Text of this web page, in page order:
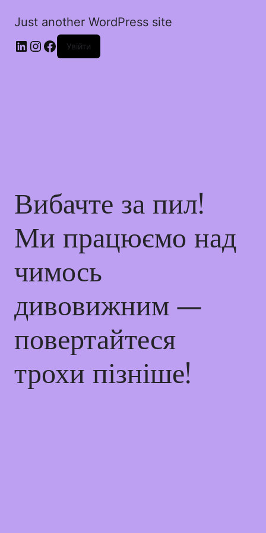
Just another WordPress site
Увійти
Вибачте за пил!
Ми працюємо над
чимось
дивовижним —
повертайтеся
трохи пізніше!